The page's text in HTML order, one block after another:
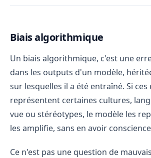
Biais algorithmique
Un biais algorithmique, c'est une
dans les outputs d'un modèle,
sur lesquelles il a été entraîné. Si
représentent certaines cultures,
vue ou stéréotypes, le modèle les
les amplifie, sans en avoir
Ce n'est pas une question de